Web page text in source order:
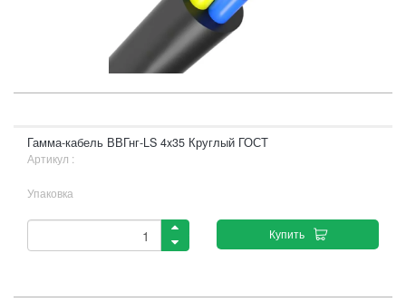
Гамма-кабель ВВГнг-LS 4x35 Круглый ГОСТ
Артикул :
Упаковка
Купить